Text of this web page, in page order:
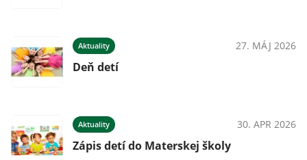
Aktuality 27. MÁJ 2026
Deň detí
Aktuality 30. APR 2026
Zápis detí do Materskej školy